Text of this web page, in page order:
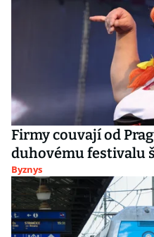
Firmy couvají od
duhovému festivalu
Byznys